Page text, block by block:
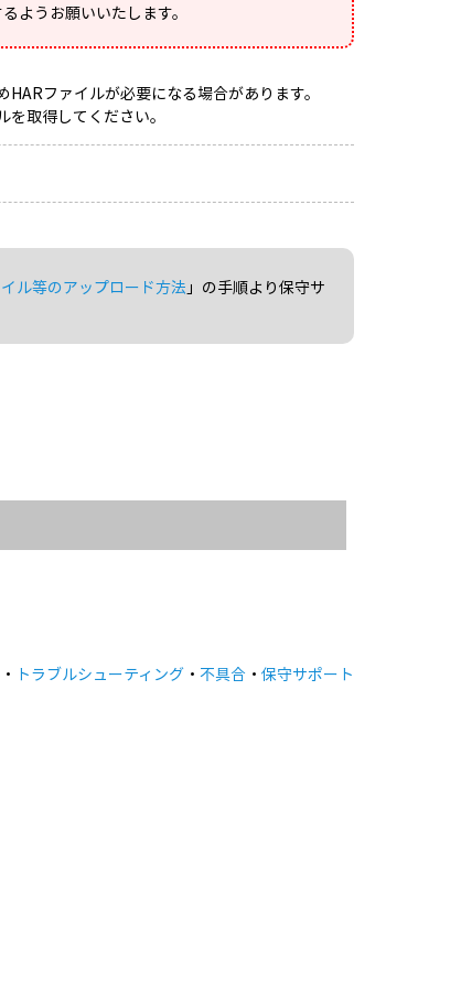
ようお願いいたします。
ファイルが必要になる場合があります。
取得してください。
ル等のアップロード方法 」の手順より保守サ
・ トラブルシューティング ・不具合 ・保守サポート